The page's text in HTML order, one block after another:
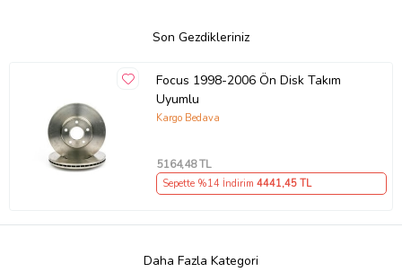
Son Gezdikleriniz
Focus 1998-2006 Ön Disk Takım
Uyumlu
Kargo Bedava
5164,48 TL
Sepette %14 İndirim 4441,45 TL
Daha Fazla Kategori